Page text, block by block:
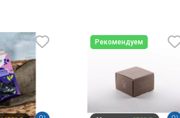
Рекомендуем